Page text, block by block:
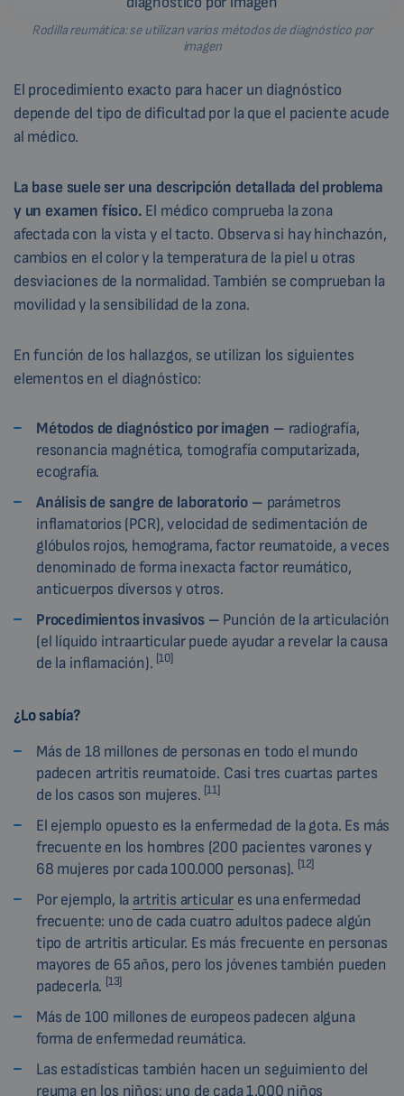
Rodilla reumática: se utilizan varios métodos de diagnóstico por
imagen
El procedimiento exacto para hacer un diagnóstico
depende del tipo de dificultad por la que el paciente acude
al médico.
La base suele ser una descripción detallada del problema
y un examen físico. El médico comprueba la zona
afectada con la vista y el tacto. Observa si hay hinchazón,
cambios en el color y la temperatura de la piel u otras
desviaciones de la normalidad. También se comprueban la
movilidad y la sensibilidad de la zona.
En función de los hallazgos, se utilizan los siguientes
elementos en el diagnóstico:
Métodos de diagnóstico por imagen – radiografía,
resonancia magnética, tomografía computarizada,
ecografía.
Análisis de sangre de laboratorio – parámetros
inflamatorios (PCR), velocidad de sedimentación de
glóbulos rojos, hemograma, factor reumatoide, a veces
denominado de forma inexacta factor reumático,
anticuerpos diversos y otros.
Procedimientos invasivos – Punción de la articulación
(el líquido intraarticular puede ayudar a revelar la causa
de la inflamación). [10]
¿Lo sabía?
Más de 18 millones de personas en todo el mundo
padecen artritis reumatoide. Casi tres cuartas partes
de los casos son mujeres. [11]
El ejemplo opuesto es la enfermedad de la gota. Es más
frecuente en los hombres (200 pacientes varones y
68 mujeres por cada 100.000 personas). [12]
Por ejemplo, la artritis articulares una enfermedad
frecuente: uno de cada cuatro adultos padece algún
tipo de artritis articular. Es más frecuente en personas
mayores de 65 años, pero los jóvenes también pueden
padecerla. [13]
Más de 100 millones de europeos padecen alguna
forma de enfermedad reumática.
Las estadísticas también hacen un seguimiento del
reuma en los niños: uno de cada 1.000 niños